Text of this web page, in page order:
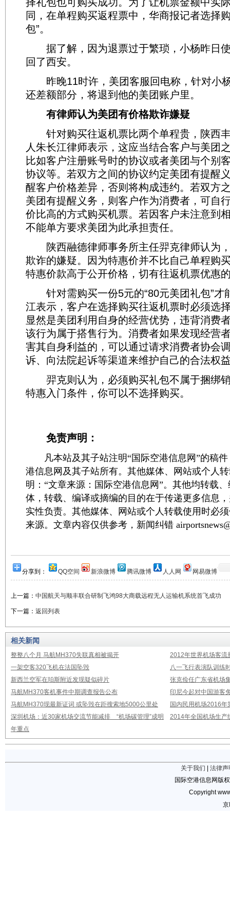
同，在单程购买返程票中，华商报记者选择
包”。
据了解，因为退票过于繁琐，小杨昨日
回了西安。
昨晚11时许，美团客服回电称，针对小
还差额部分，将退到他的美团账户里。
有律师认为美团有价格欺诈嫌疑
针对购买往返机票比两个单程贵，陕西
人朱长江律师表示，这应当结合客户与美团
比如客户注册账号时的协议或者美团与个别
协议等。若双方之间的协议约定美团有提醒
醒客户价格差异，否则将构成违约。若双方
美团有提醒义务，则客户作为消费者，可自
价比高的方式购买机票。若因客户未注意到
不能单方要求美团为此承担责任。
陕西融德律师事务所主任羿克律师认为
欺诈的嫌疑。因为特惠价并不比自己单程购
特惠价款高于公开价格，切有往返机票优惠
针对需购买一份5元的“80元美团礼包”才
江表示，客户在选择购买往返机票时必须选
显然是美团利用自身的经营优势，违背消费
该行为属于搭售行为。消费者如果发现经营
害其自身利益的，可以通过请求消费者协会
诉、向法院起诉等渠道来维护自己的合法权
羿克则认为，必须购买礼包不属于捆绑
特惠入门条件，你可以不选择购买。
免责声明：
凡本站及其子站注明“国际空港信息网”的稿件
港信息网及其子站所有。其他媒体、网站或个人
明：“文章来源：国际空港信息网”。其他均转载
体，转载、编译或摘编的目的在于传递更多信息
实性负责。其他媒体、网站或个人转载使用时必
来源。文章内容仅供参考，新闻纠错
分享到： QQ空间 新浪微博 腾讯微博 人人网 网易微博
上一篇： 中国航天与顺丰联合研制飞鸿98大商载远程无人运输机系统首飞成功
下一篇： 返回列表
相关新闻
整整八个月 马航MH370失联真相被揭开
2012年世界机场客流
一架空客320飞机在法国坠毁
八一飞行表演队训练
新西兰空军在珀斯附近发现疑似碎片
张克俭任广东省机场
马航MH370客机事件中期调查报告公布
印尼今起对中国游客
马航MH370现最新证词 或坠毁在距搜索地5000公里处
国内民用机场2016年
深圳机场：近30家机场交流节能减排 “机场碳管理”成明
年重点
2014年全国机场生产
关于我们
法律声
国际空港信息网版
Copyright